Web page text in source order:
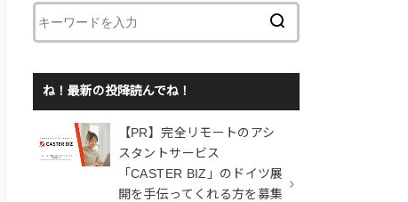
ね！最新の投降読んでね！
【PR】完全リモートのアシ
スタントサービス
「CASTER BIZ」のドイツ展
開を手伝ってくれる方を募集